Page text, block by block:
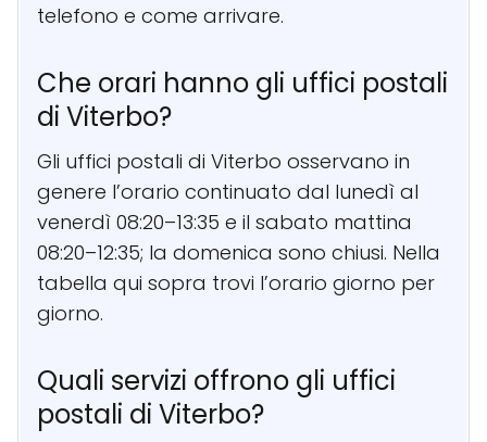
telefono e come arrivare.
Che orari hanno gli uffici postali
di Viterbo?
Gli uffici postali di Viterbo osservano in
genere l’orario continuato dal lunedì al
venerdì 08:20–13:35 e il sabato mattina
08:20–12:35; la domenica sono chiusi. Nella
tabella qui sopra trovi l’orario giorno per
giorno.
Quali servizi offrono gli uffici
postali di Viterbo?